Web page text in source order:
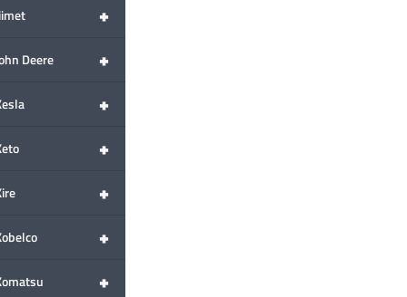
+
+
Deere
+
+
+
+
+